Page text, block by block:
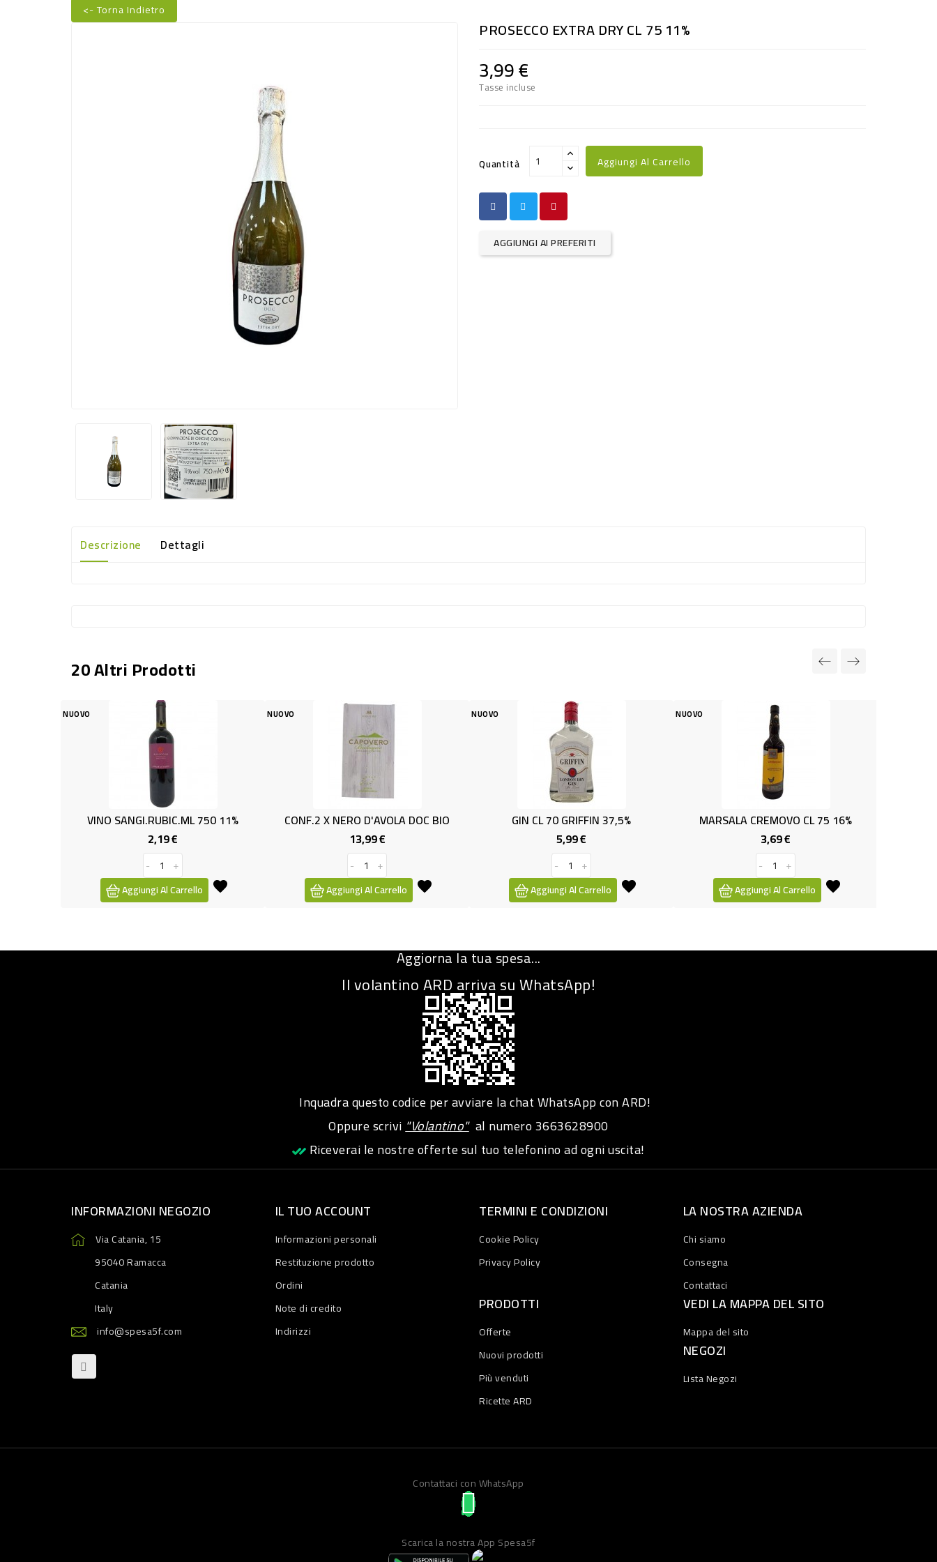
<- Torna Indietro
PROSECCO EXTRA DRY CL 75 11%
3,99 €
Tasse incluse
Quantità Aggiungi Al Carrello
AGGIUNGI AI PREFERITI
Descrizione Dettagli
20 Altri Prodotti
VINO SANGI.RUBIC.ML 750 11%
Aggiungi Al Carrello
CONF.2 X NERO D'AVOLA DOC BIO
Prezzo
Aggiungi Al Carrello
GIN CL 70 GRIFFIN 37,5%
Aggiungi Al Carrello
MARSALA CREMOVO CL 75 16%
Aggiungi Al Carrello
BIRRA
Aggiorna la tua spesa...
Il volantino ARD arriva su WhatsApp!
Inquadra questo codice per avviare la chat WhatsApp con ARD!
Oppure scrivi"Volantino"al numero3663628900
Riceverai le nostre offerte sul tuo telefonino ad ogni uscita!
INFORMAZIONI NEGOZIO
Via Catania, 15
95040 Ramacca
Catania
Italy
info@spesa5f.com
IL TUO ACCOUNT
Informazioni personali
Restituzione prodotto
Ordini
Note di credito
Indirizzi
TERMINI E CONDIZIONI
Cookie Policy
Privacy Policy
LA NOSTRA AZIENDA
Chi siamo
Consegna
Contattaci
PRODOTTI
Offerte
Nuovi prodotti
Più venduti
Ricette ARD
VEDI LA MAPPA DEL SITO
Mappa del sito
NEGOZI
Lista Negozi
Contattaci con WhatsApp
Scarica la nostra App Spesa5f